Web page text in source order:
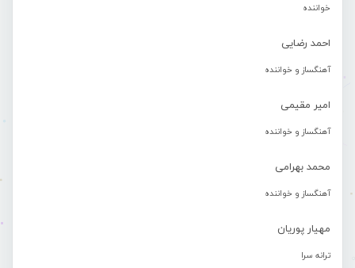
خواننده
احمد رضایی
آهنگساز و خواننده
امیر مقیمی
آهنگساز و خواننده
محمد بهرامی
آهنگساز و خواننده
مهیار پوریان
ترانه سرا